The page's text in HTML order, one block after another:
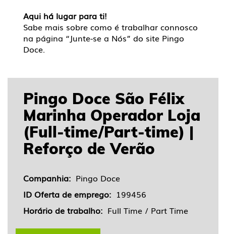
Aqui há lugar para ti!
Sabe mais sobre como é trabalhar connosco
na página “Junte-se a Nós” do site Pingo
Doce.
Pingo Doce São Félix
Marinha Operador Loja
(Full-time/Part-time) |
Reforço de Verão
Companhia: Pingo Doce
ID Oferta de emprego: 199456
Horário de trabalho: Full Time / Part Time